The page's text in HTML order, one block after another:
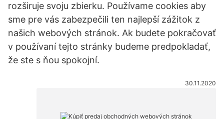
rozširuje svoju zbierku. Používame cookies aby
sme pre vás zabezpečili ten najlepší zážitok z
našich webových stránok. Ak budete pokračovať
v používaní tejto stránky budeme predpokladať,
že ste s ňou spokojní.
30.11.2020